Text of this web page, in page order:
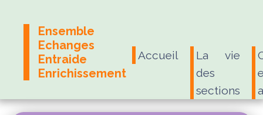
Ensemble
Echanges
Entraide
Enrichissement
Accueil
La vie
des
sections